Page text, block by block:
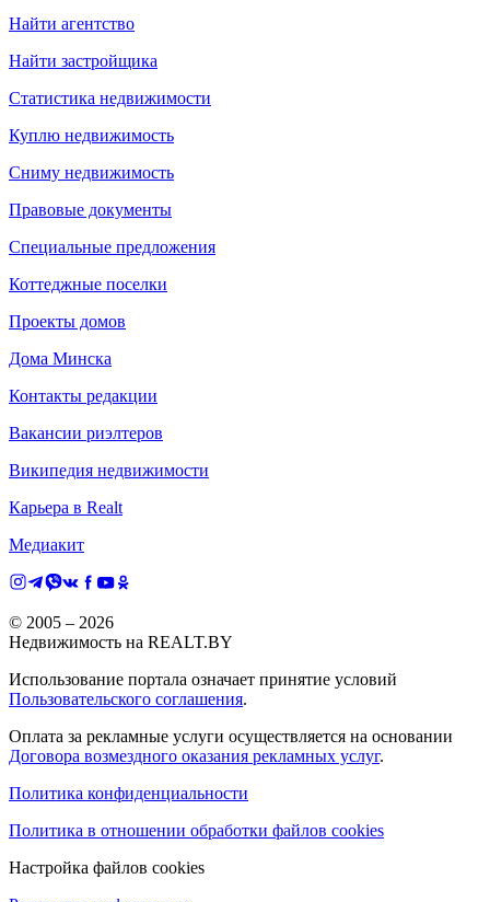
Найти агентство
Найти застройщика
Статистика недвижимости
Куплю недвижимость
Сниму недвижимость
Правовые документы
Специальные предложения
Коттеджные поселки
Проекты домов
Дома Минска
Контакты редакции
Вакансии риэлтеров
Википедия недвижимости
Карьера в Realt
Медиакит
© 2005 – 2026
Недвижимость на REALT.BY
Использование портала означает принятие условий
Пользовательского соглашения.
Оплата за рекламные услуги осуществляется на основании
Договора возмездного оказания рекламных услуг.
Политика конфиденциальности
Политика в отношении обработки файлов cookies
Настройка файлов cookies